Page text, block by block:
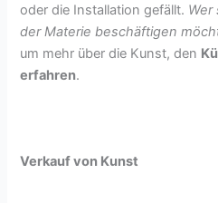
oder die Installation gefällt. Wer
der Materie beschäftigen
um mehr über die Kunst, den
erfahren.
Verkauf von Kunst